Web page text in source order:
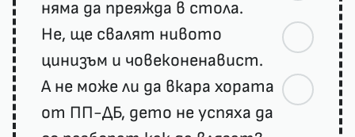
няма да преяжда в стола.
Не, ще свалят нивото
цинизъм и човеконенавист.
А не може ли да вкара хората
от ПП-ДБ, дето не успяха да